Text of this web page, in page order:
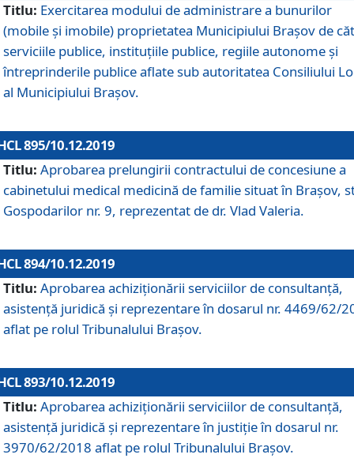
Titlu: Exercitarea modului de administrare a bunurilor
(mobile și imobile) proprietatea Municipiului Brașov de
serviciile publice, instituțiile publice, regiile autonome și
întreprinderile publice aflate sub autoritatea Consiliului
al Municipiului Brașov.
895/10.12.2019
Titlu: Aprobarea prelungirii contractului de concesiune a
cabinetului medical medicină de familie situat în Braşov,
Gospodarilor nr. 9, reprezentat de dr. Vlad Valeria.
894/10.12.2019
Titlu: Aprobarea achiziţionării serviciilor de consultanţă,
asistenţă juridică şi reprezentare în dosarul nr. 4469/62/
aflat pe rolul Tribunalului Braşov.
893/10.12.2019
Titlu: Aprobarea achiziţionării serviciilor de consultanţă,
asistenţă juridică şi reprezentare în justiţie în dosarul nr.
3970/62/2018 aflat pe rolul Tribunalului Braşov.